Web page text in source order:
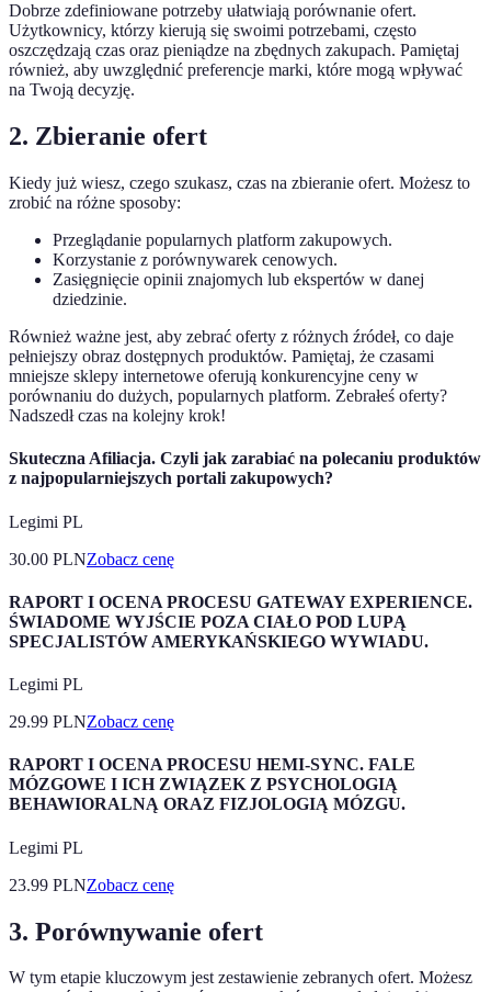
Dobrze zdefiniowane potrzeby ułatwiają porównanie ofert.
Użytkownicy, którzy kierują się swoimi potrzebami, często
oszczędzają czas oraz pieniądze na zbędnych zakupach. Pamiętaj
również, aby uwzględnić preferencje marki, które mogą wpływać
na Twoją decyzję.
2. Zbieranie ofert
Kiedy już wiesz, czego szukasz, czas na zbieranie ofert. Możesz to
zrobić na różne sposoby:
Przeglądanie popularnych platform zakupowych.
Korzystanie z porównywarek cenowych.
Zasięgnięcie opinii znajomych lub ekspertów w danej
dziedzinie.
Również ważne jest, aby zebrać oferty z różnych źródeł, co daje
pełniejszy obraz dostępnych produktów. Pamiętaj, że czasami
mniejsze sklepy internetowe oferują konkurencyjne ceny w
porównaniu do dużych, popularnych platform. Zebrałeś oferty?
Nadszedł czas na kolejny krok!
Skuteczna Afiliacja. Czyli jak zarabiać na polecaniu produktów
z najpopularniejszych portali zakupowych?
Legimi PL
30.00 PLNZobacz cenę
RAPORT I OCENA PROCESU GATEWAY EXPERIENCE.
ŚWIADOME WYJŚCIE POZA CIAŁO POD LUPĄ
SPECJALISTÓW AMERYKAŃSKIEGO WYWIADU.
Legimi PL
29.99 PLNZobacz cenę
RAPORT I OCENA PROCESU HEMI-SYNC. FALE
MÓZGOWE I ICH ZWIĄZEK Z PSYCHOLOGIĄ
BEHAWIORALNĄ ORAZ FIZJOLOGIĄ MÓZGU.
Legimi PL
23.99 PLNZobacz cenę
3. Porównywanie ofert
W tym etapie kluczowym jest zestawienie zebranych ofert. Możesz